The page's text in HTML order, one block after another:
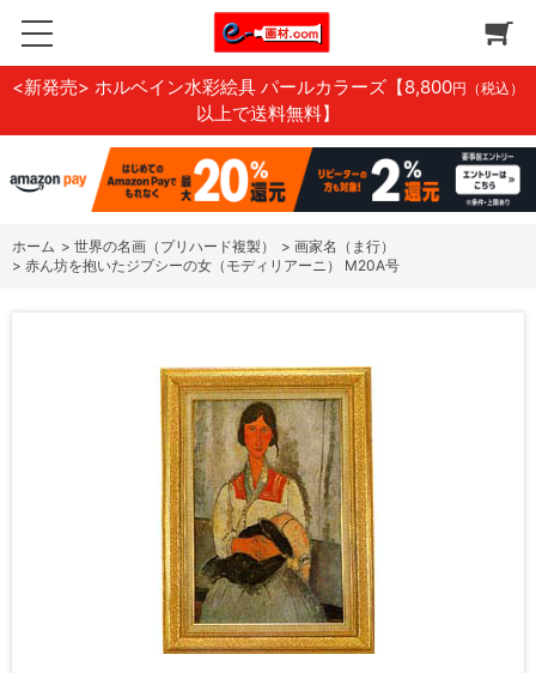
<新発売> ホルベイン水彩絵具 パールカラーズ 【8,800円（税込）
以上で送料無料】
ホーム > 世界の名画（プリハード複製） > 画家名（ま行）
> 赤ん坊を抱いたジプシーの女（モディリアーニ） M20A号